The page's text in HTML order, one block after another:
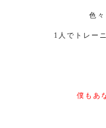
色
1人でトレー
僕もあ